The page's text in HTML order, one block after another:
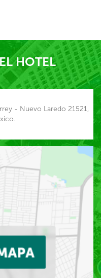
HOTEL
- Nuevo Laredo 21521,